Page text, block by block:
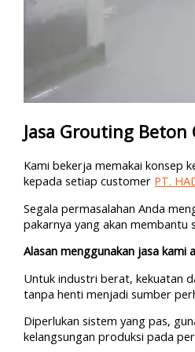
Jasa Grouting Beton
Kami bekerja memakai konsep
kepada setiap customer PT.
Segala permasalahan Anda
pakarnya yang akan membantu
Alasan menggunakan jasa kami
Untuk industri berat, kekuatan
tanpa henti menjadi sumber
Diperlukan sistem yang pas,
kelangsungan produksi pada